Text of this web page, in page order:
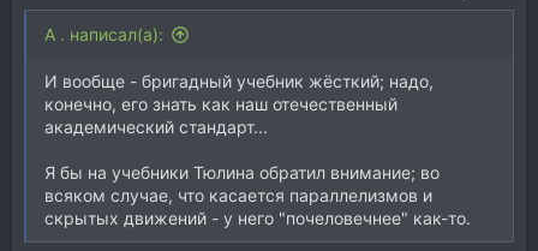
A . написал(а):
И вообще - бригадный учебник жёсткий; надо,
конечно, его знать как наш отечественный
академический стандарт...
Я бы на учебники Тюлина обратил внимание; во
всяком случае, что касается параллелизмов и
скрытых движений - у него "почеловечнее" как-то.